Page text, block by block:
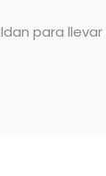
para llevar